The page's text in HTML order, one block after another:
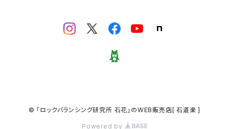
© 「ロックバランシング研究所 石花」のWEB販売店[ 石道楽 ]
Powered by